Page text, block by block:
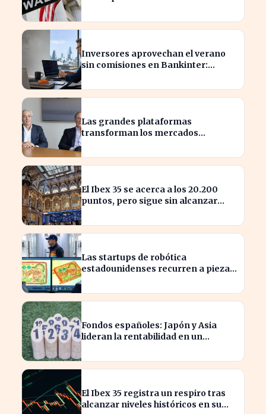
Inversores aprovechan el verano
sin comisiones en Bankinter:
internacional
Las grandes plataformas
transforman los mercados
competencia
El Ibex 35 se acerca a los 20.200
puntos, pero sigue sin alcanzar
Las startups de robótica
estadounidenses recurren a piezas
Fondos españoles: Japón y Asia
lideran la rentabilidad en un
El Ibex 35 registra un respiro tras
alcanzar niveles históricos en su